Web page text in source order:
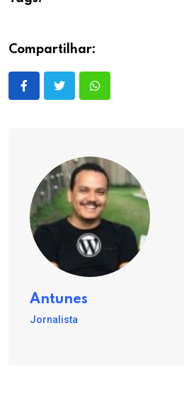
Compartilhar:
Antunes
Jornalista